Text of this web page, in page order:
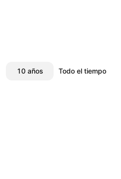
10 años Todo el tiempo